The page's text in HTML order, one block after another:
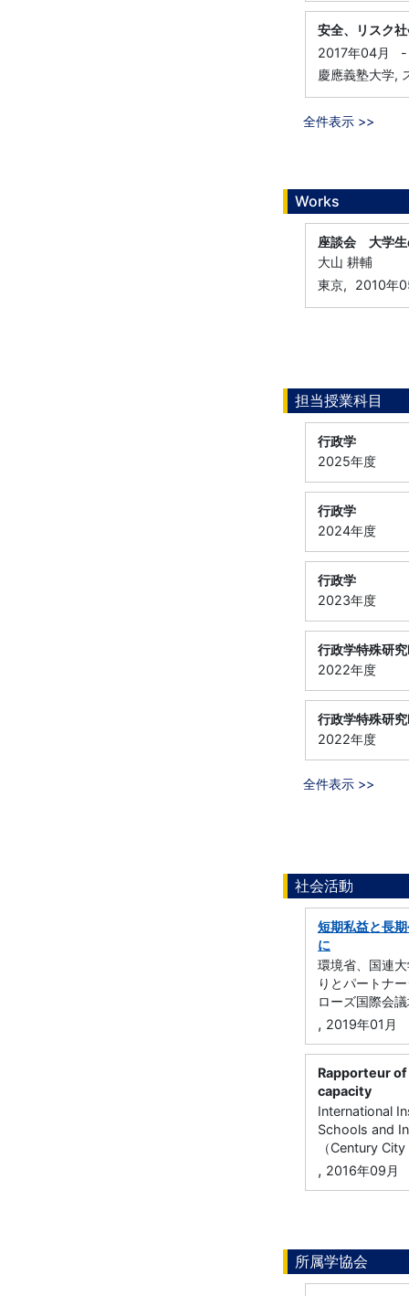
安全、リスク
2017年04月
-
慶應義塾大学,
全件表示 >>
Works
座談会 大学生
大山 耕輔
東京,
2010年
担当授業科目
行政学
2025年度
行政学
2024年度
行政学
2023年度
行政学特殊研
2022年度
行政学特殊研究
2022年度
全件表示 >>
社会活動
短期私益と長
に
環境省、国連
りとパートナ
ローズ国際会
, 2019年01月
Rapporteur
capacity
International
Schools and
（Century
, 2016年09月
所属学協会